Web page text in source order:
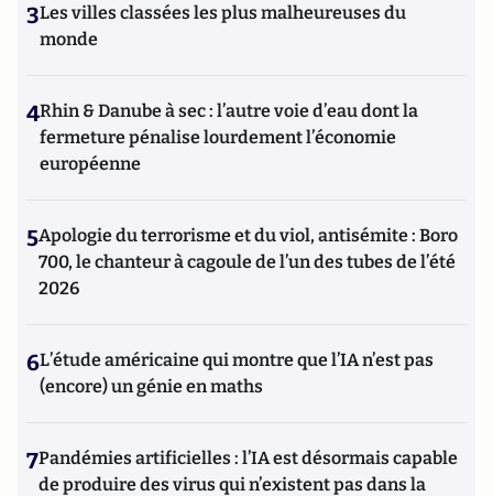
3Les villes classées les plus malheureuses du
monde
4Rhin & Danube à sec : l’autre voie d’eau dont la
fermeture pénalise lourdement l’économie
européenne
5Apologie du terrorisme et du viol, antisémite : Boro
700, le chanteur à cagoule de l’un des tubes de l’été
2026
6L’étude américaine qui montre que l’IA n’est pas
(encore) un génie en maths
7Pandémies artificielles : l’IA est désormais capable
de produire des virus qui n’existent pas dans la